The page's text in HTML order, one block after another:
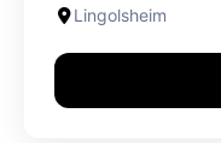
Lingolsheim